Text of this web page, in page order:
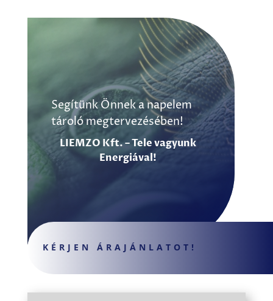
Segítünk Önnek a napelem
tároló megtervezésében!
LIEMZO Kft. – Tele vagyunk
Energiával!
KÉRJEN ÁRAJÁNLATOT!